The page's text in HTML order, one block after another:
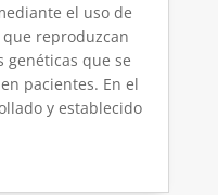
el uso de
que reproduzcan
genéticas que se
pacientes. En el
y establecido